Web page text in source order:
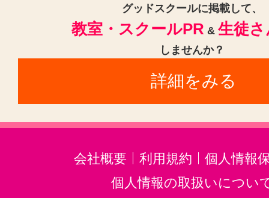
グッドスクールに掲載して、
教室・スクールPR & 生徒
しませんか？
詳細をみる
会社概要 利用規約
個人情報
個人情報の取扱いについ